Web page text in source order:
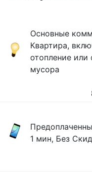
Основные
Квартира,
отопление
мусора
1 мин, Без